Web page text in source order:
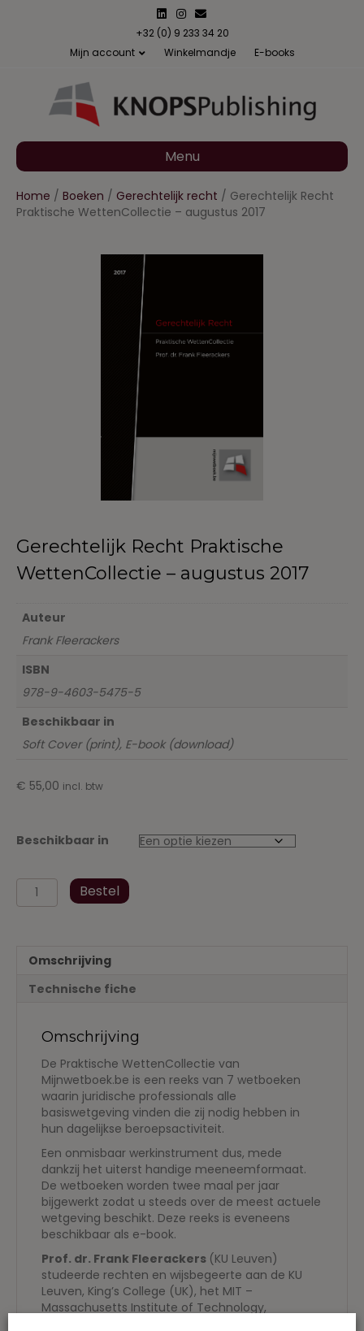
n
n
s
a
m
m
a
l
+32 (0) 9 233 34 20
Mijn account
Winkelmandje E-books
Menu
Home / Boeken / Gerechtelijk recht / Gerechtelijk Recht
Praktische WettenCollectie – augustus 2017
Gerechtelijk Recht Praktische
WettenCollectie – augustus 2017
Auteur
Frank Fleerackers
ISBN
978-9-4603-5475-5
Beschikbaar in
Soft Cover (print), E-book (download)
€ 55,00 incl. btw
Beschikbaar in
Gerechtelijk
Recht
augustus
2017
Bestel
Omschrijving
Technische fiche
Omschrijving
De Praktische WettenCollectie van
Mijnwetboek.be is een reeks van 7 wetboeken
waarin juridische professionals alle
basiswetgeving vinden die zij nodig hebben in
hun dagelijkse beroepsactiviteit.
Een onmisbaar werkinstrument dus, mede
dankzij het uiterst handige meeneemformaat.
De wetboeken worden twee maal per jaar
bijgewerkt zodat u steeds over de meest actuele
wetgeving beschikt. Deze reeks is eveneens
beschikbaar als e-book.
Prof. dr. Frank Fleerackers (KU Leuven)
studeerde rechten en wijsbegeerte aan de KU
Leuven, King’s College (UK), het MIT –
Massachusetts Institute of Technology,